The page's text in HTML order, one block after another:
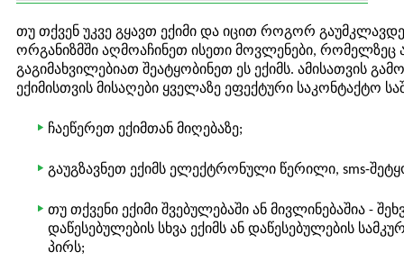
თუ თქვენ უკვე გყავთ ექიმი და იცით როგორ
ორგანიზმში აღმოაჩინეთ ისეთი მოვლენები,
გაგიმახვილებიათ შეატყობინეთ ეს ექიმს. ამისათვის
ექიმისთვის მისაღები ყველაზე ეფექტური საკონტაქტო
ჩაეწერეთ ექიმთან მიღებაზე;
გაუგზავნეთ ექიმს ელექტრონული წერილი, sms-
თუ თქვენი ექიმი შვებულებაში ან მივლინებაშია -
დაწესებულების სხვა ექიმს ან დაწესებულების
პირს;